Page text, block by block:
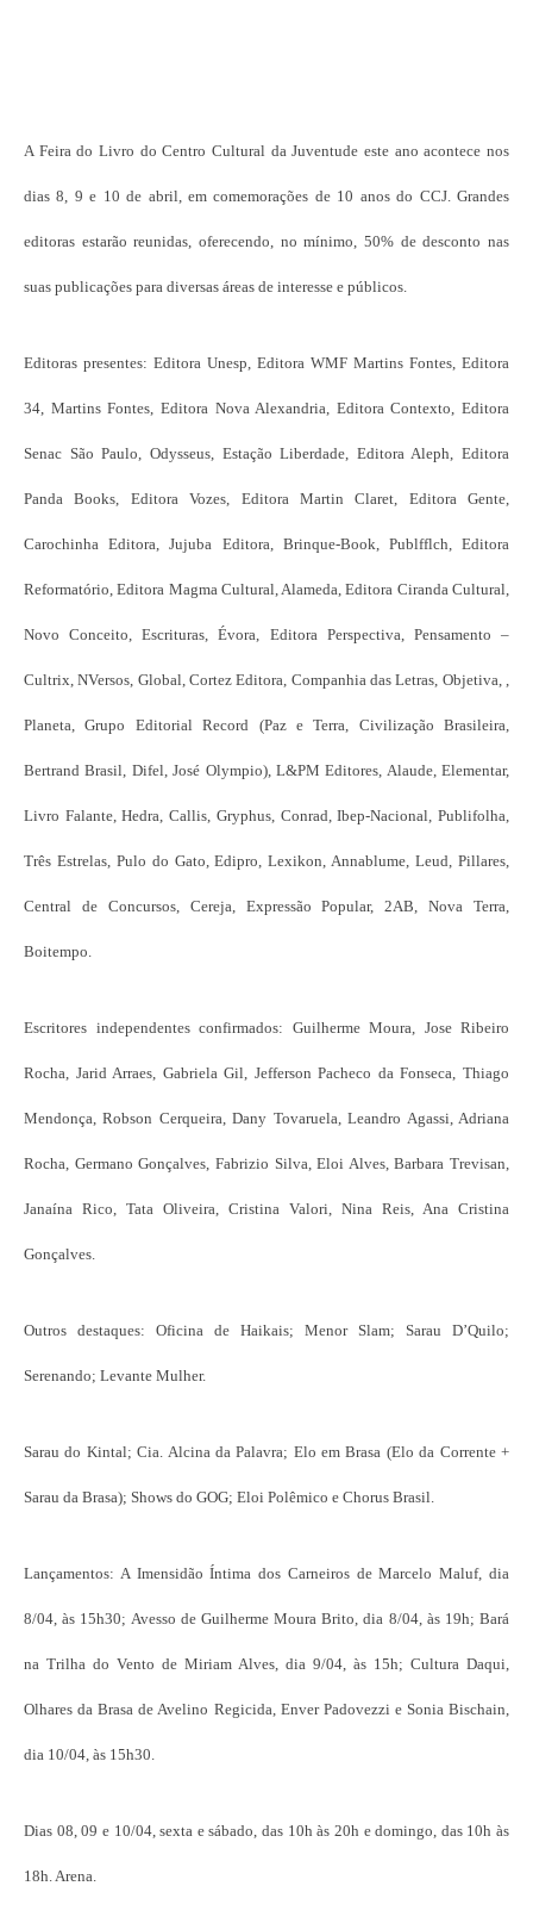
A Feira do Livro do Centro Cultural da Juventude este ano acontece nos
dias 8, 9 e 10 de abril, em comemorações de 10 anos do CCJ. Grandes
editoras estarão reunidas, oferecendo, no mínimo, 50% de desconto nas
suas publicações para diversas áreas de interesse e públicos.
Editoras presentes: Editora Unesp, Editora WMF Martins Fontes, Editora
34, Martins Fontes, Editora Nova Alexandria, Editora Contexto, Editora
Senac São Paulo, Odysseus, Estação Liberdade, Editora Aleph, Editora
Panda Books, Editora Vozes, Editora Martin Claret, Editora Gente,
Carochinha Editora, Jujuba Editora, Brinque-Book, Publfflch, Editora
Reformatório, Editora Magma Cultural, Alameda, Editora Ciranda Cultural,
Novo Conceito, Escrituras, Évora, Editora Perspectiva, Pensamento –
Cultrix, NVersos, Global, Cortez Editora, Companhia das Letras, Objetiva, ,
Planeta, Grupo Editorial Record (Paz e Terra, Civilização Brasileira,
Bertrand Brasil, Difel, José Olympio), L&PM Editores, Alaude, Elementar,
Livro Falante, Hedra, Callis, Gryphus, Conrad, Ibep-Nacional, Publifolha,
Três Estrelas, Pulo do Gato, Edipro, Lexikon, Annablume, Leud, Pillares,
Central de Concursos, Cereja, Expressão Popular, 2AB, Nova Terra,
Boitempo.
Escritores independentes confirmados: Guilherme Moura, Jose Ribeiro
Rocha, Jarid Arraes, Gabriela Gil, Jefferson Pacheco da Fonseca, Thiago
Mendonça, Robson Cerqueira, Dany Tovaruela, Leandro Agassi, Adriana
Rocha, Germano Gonçalves, Fabrizio Silva, Eloi Alves, Barbara Trevisan,
Janaína Rico, Tata Oliveira, Cristina Valori, Nina Reis, Ana Cristina
Gonçalves.
Outros destaques: Oficina de Haikais; Menor Slam; Sarau D’Quilo;
Serenando; Levante Mulher.
Sarau do Kintal; Cia. Alcina da Palavra; Elo em Brasa (Elo da Corrente +
Sarau da Brasa); Shows do GOG; Eloi Polêmico e Chorus Brasil.
Lançamentos: A Imensidão Íntima dos Carneiros de Marcelo Maluf, dia
8/04, às 15h30; Avesso de Guilherme Moura Brito, dia 8/04, às 19h; Bará
na Trilha do Vento de Miriam Alves, dia 9/04, às 15h; Cultura Daqui,
Olhares da Brasa de Avelino Regicida, Enver Padovezzi e Sonia Bischain,
dia 10/04, às 15h30.
Dias 08, 09 e 10/04, sexta e sábado, das 10h às 20h e domingo, das 10h às
18h. Arena.